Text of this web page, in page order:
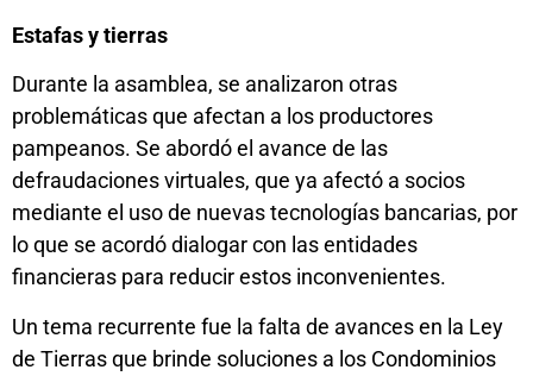
Estafas y tierras
Durante la asamblea, se analizaron otras
problemáticas que afectan a los productores
pampeanos. Se abordó el avance de las
defraudaciones virtuales, que ya afectó a socios
mediante el uso de nuevas tecnologías bancarias, por
lo que se acordó dialogar con las entidades
financieras para reducir estos inconvenientes.
Un tema recurrente fue la falta de avances en la Ley
de Tierras que brinde soluciones a los Condominios